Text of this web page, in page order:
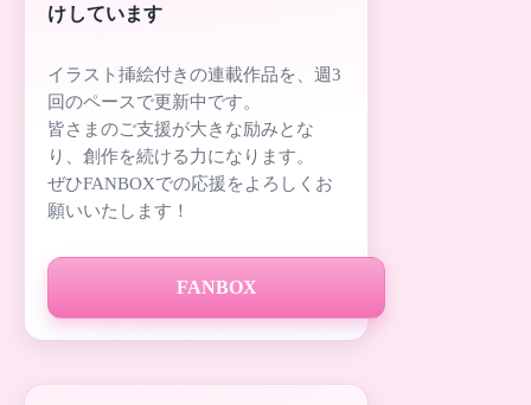
けしています
イラスト挿絵付きの連載作品を、週3
回のペースで更新中です。
皆さまのご支援が大きな励みとな
り、創作を続ける力になります。
ぜひFANBOXでの応援をよろしくお
願いいたします！
FANBOX